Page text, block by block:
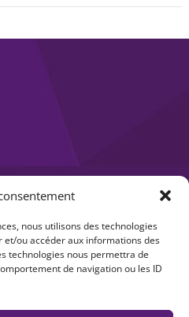
nous utilisons des technologies
et/ou accéder aux informations des
technologies nous permettra de
de navigation ou les ID
AVENTURE
Expertises
Actualités